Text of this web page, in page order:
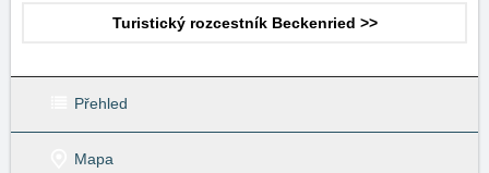
Turistický rozcestník Beckenried >>
Přehled
Mapa